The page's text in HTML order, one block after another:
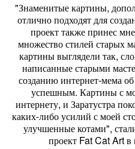
"Знаменитые картины,
отлично подходят для
проект также принес
множество стилей старых
картины выглядели так,
написанные старыми
созданию интернет-мема
успешным. Картины с
интернету, и Заратустра
каких-либо усилий с моей
улучшенные котами",
проект Fat Cat Art в